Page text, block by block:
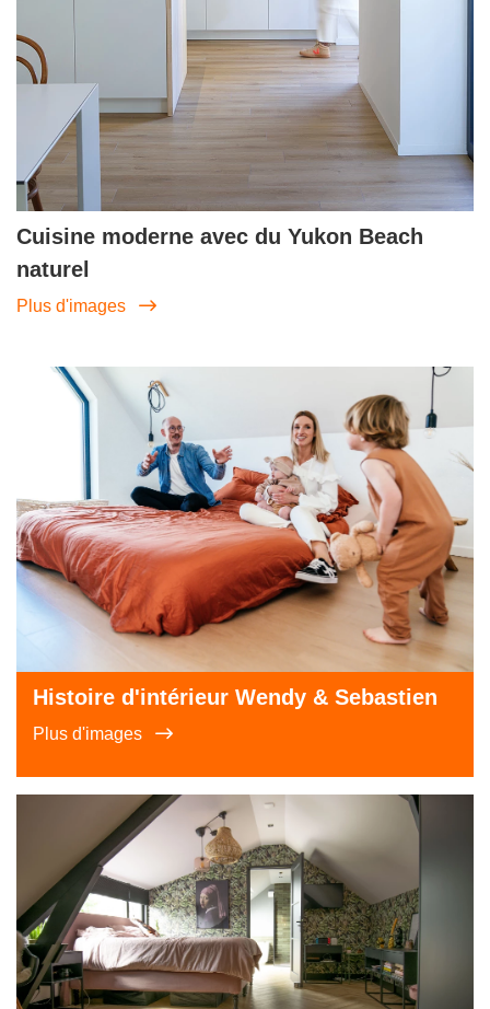
Cuisine moderne avec du Yukon Beach
naturel
Plus d'images
Histoire d'intérieur Wendy & Sebastien
Plus d'images